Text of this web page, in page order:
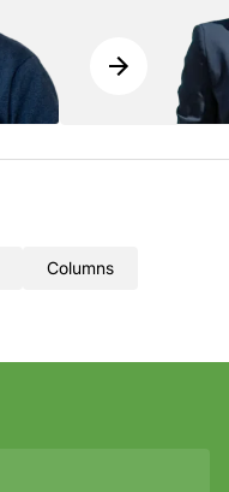
Columns